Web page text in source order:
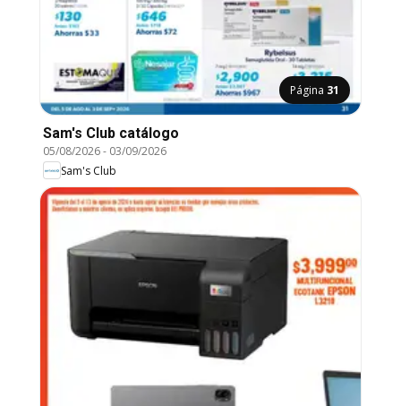
Página 31
Sam's Club catálogo
05/08/2026- 03/09/2026
Sam's Club